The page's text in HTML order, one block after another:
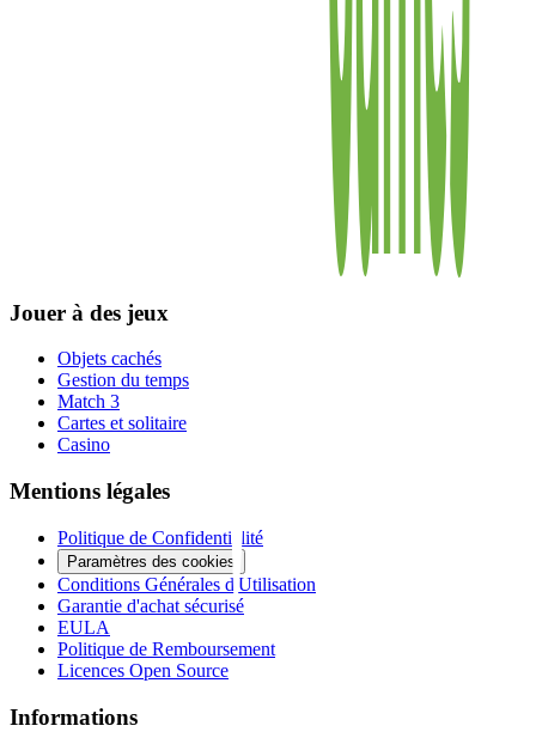
Jouer à des jeux
Objets cachés
Gestion du temps
Match 3
Cartes et solitaire
Casino
Mentions légales
Politique de Confidentialité
Paramètres des cookies
Conditions Générales d'Utilisation
Garantie d'achat sécurisé
EULA
Politique de Remboursement
Licences Open Source
Informations